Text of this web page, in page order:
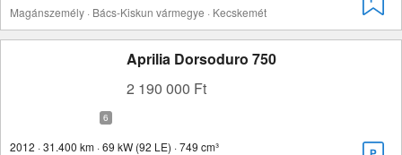
Magánszemély · Bács-Kiskun vármegye · Kecskemét
Aprilia Dorsoduro 750
2 190 000 Ft
2012 · 31.400 km · 69 kW (92 LE) · 749 cm³